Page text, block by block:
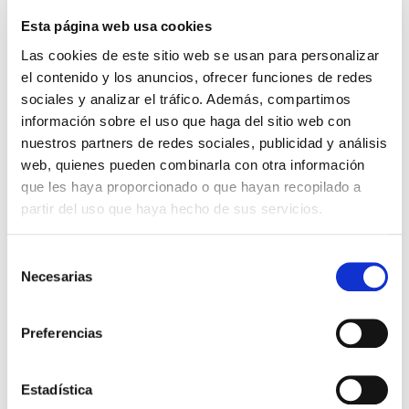
Esta página web usa cookies
Las cookies de este sitio web se usan para personalizar
el contenido y los anuncios, ofrecer funciones de redes
sociales y analizar el tráfico. Además, compartimos
información sobre el uso que haga del sitio web con
nuestros partners de redes sociales, publicidad y análisis
web, quienes pueden combinarla con otra información
que les haya proporcionado o que hayan recopilado a
partir del uso que haya hecho de sus servicios.
Necesarias
Preferencias
Estadística
(SIN IVA)
Los que compraron este
producto, también
compraron
Biblia de estudio Vida Plena
RVR60 Piel Especial Negro
Ciencia de la oración